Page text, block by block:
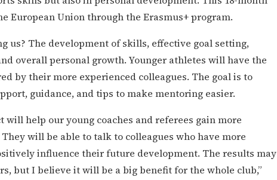
European Union through the Erasmus+ program.
us? The development of skills, effective goal setting,
overall personal growth. Younger athletes will have the
by their more experienced colleagues. The goal is to
guidance, and tips to make mentoring easier.
will help our young coaches and referees gain more
will be able to talk to colleagues who have more
influence their future development. The results may
but I believe it will be a big benefit for the whole club,”